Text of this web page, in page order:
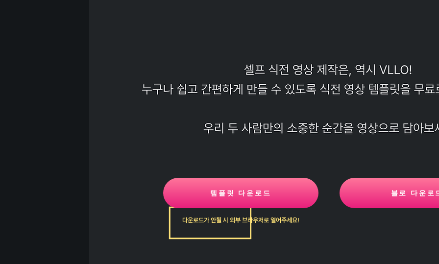
블로 다운로
다운로드가 안될 시 외부 브라우저로 열어주세요!
템플릿 다운로드